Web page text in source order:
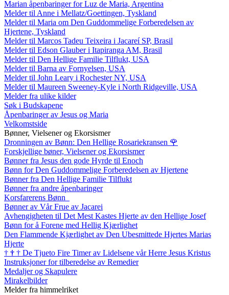
Marian åpenbaringer for Luz de Maria, Argentina
Melder til Anne i Mellatz/Goettingen, Tyskland
Melder til Maria om Den Guddommelige Forberedelsen av
Hjertene, Tyskland
Melder til Marcos Tadeu Teixeira i Jacareí SP, Brasil
Melder til Edson Glauber i Itapiranga AM, Brasil
Melder til Den Hellige Familie Tilflukt, USA
Melder til Barna av Fornyelsen, USA
Melder til John Leary i Rochester NY, USA
Melder til Maureen Sweeney-Kyle i North Ridgeville, USA
Melder fra ulike kilder
Søk i Budskapene
Åpenbaringer av Jesus og Maria
Velkomstside
Bønner, Vielsener og Ekorsismer
Dronningen av Bønn: Den Hellige Rosariekransen 🌹
Forskjellige bøner, Vielsener og Ekorsismer
Bønner fra Jesus den gode Hyrde til Enoch
Bønn for Den Guddommelige Forberedelsen av Hjertene
Bønner fra Den Hellige Familie Tilflukt
Bønner fra andre åpenbaringer
Korsfarerens Bønn
Bønner av Vår Frue av Jacarei
Avhengigheten til Det Mest Kastes Hjerte av den Hellige Josef
Bønn for å Forene med Hellig Kjærlighet
Den Flammende Kjærlighet av Den Ubesmittede Hjertes Marias
Hjerte
† † † De Tjueto Fire Timer av Lidelsene vår Herre Jesus Kristus
Instruksjoner for tilberedelse av Remedier
Medaljer og Skapulere
Mirakelbilder
Melder fra himmelriket